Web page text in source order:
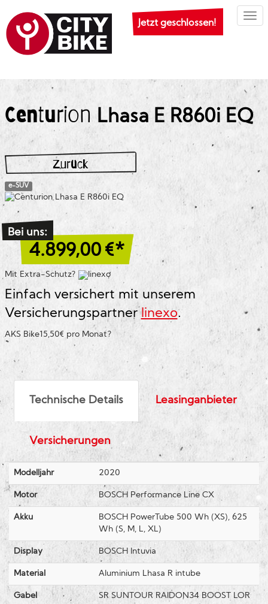
Jetzt geschlossen!
Centurion Lhasa E R860i EQ
Zurück
e-SUV
Bei uns:
4.899,00 €*
Mit Extra-Schutz?
Einfach versichert mit unserem
Versicherungspartnerlinexo.
AKS Bike15,50€ pro Monat?
Technische Details Leasinganbieter
Versicherungen
Modelljahr 2020
Motor BOSCH Performance Line CX
Akku
BOSCH PowerTube 500 Wh (XS), 625
Wh (S, M, L, XL)
Display BOSCH Intuvia
Material Aluminium Lhasa R intube
Gabel SR SUNTOUR RAIDON34 BOOST LOR